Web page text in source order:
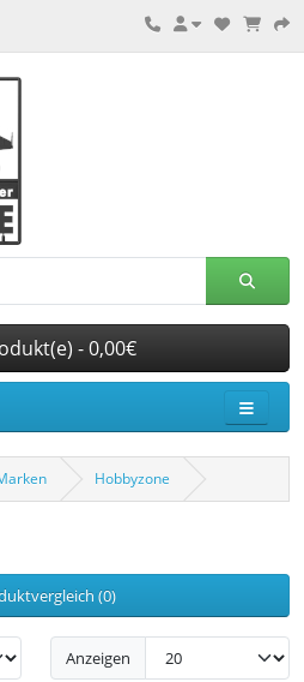
- 0,00€
Hobbyzone
(0)
Anzeigen